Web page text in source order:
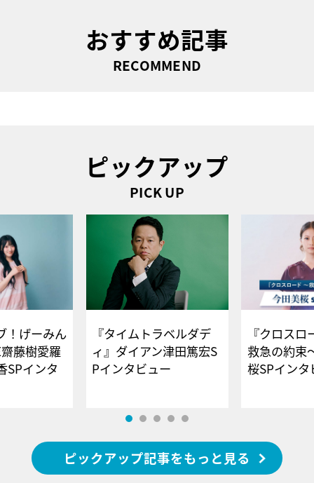
おすすめ記事
RECOMMEND
ピックアップ
PICK UP
！げーみん
藤樹愛羅
SPインタ
『タイムトラベルダデ
ィ』ダイアン津田篤宏S
Pインタビュー
『クロス
救急の約束
桜SPイ
ピックアップ記事をもっと見る